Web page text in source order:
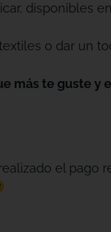
disponibles
o dar un
más te guste y
el pago